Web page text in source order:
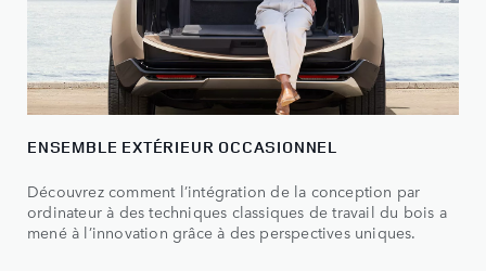
ENSEMBLE EXTÉRIEUR OCCASIONNEL
Découvrez comment l’intégration de la conception par
ordinateur à des techniques classiques de travail du bois a
mené à l’innovation grâce à des perspectives uniques.